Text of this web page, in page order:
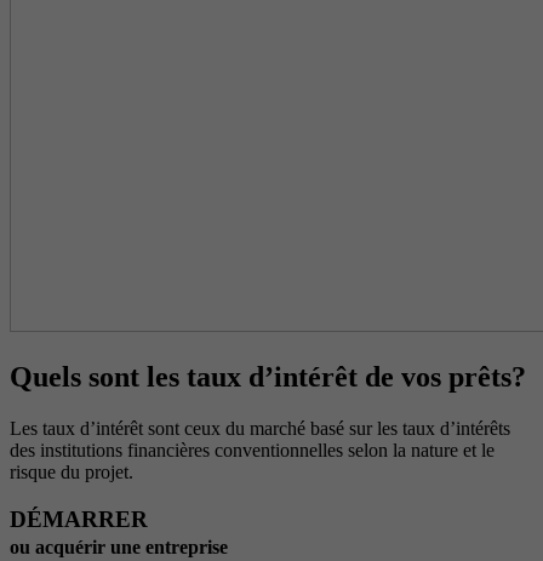
Quels sont les taux d’intérêt de vos prêts?
Les taux d’intérêt sont ceux du marché basé sur les taux d’intérêts
des institutions financières conventionnelles selon la nature et le
risque du projet.
DÉMARRER
ou acquérir une entreprise